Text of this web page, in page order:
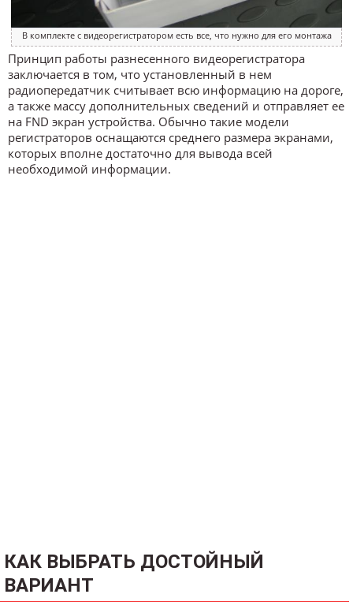
В комплекте с видеорегистратором есть все, что нужно для его монтажа
Принцип работы разнесенного видеорегистратора
заключается в том, что установленный в нем
радиопередатчик считывает всю информацию на дороге,
а также массу дополнительных сведений и отправляет ее
на FND экран устройства. Обычно такие модели
регистраторов оснащаются среднего размера экранами,
которых вполне достаточно для вывода всей
необходимой информации.
КАК ВЫБРАТЬ ДОСТОЙНЫЙ
ВАРИАНТ